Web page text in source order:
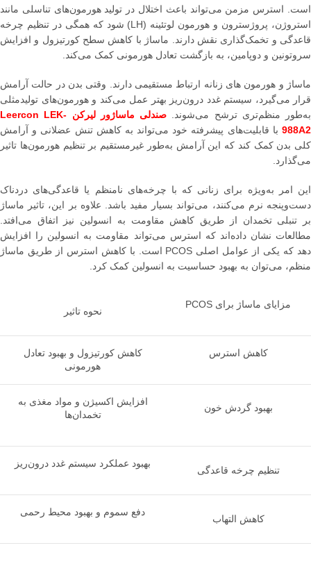
است. استرس مزمن می‌تواند باعث اختلال در تولید هورمون‌های تناسلی مانند
استروژن، پروژسترون و هورمون لوتئینه (LH) شود که همگی در تنظیم چرخه
قاعدگی و تخمک‌گذاری نقش دارند. ماساژ با کاهش سطح کورتیزول و افزایش
سروتونین و دوپامین، به بازگشت تعادل هورمونی کمک می‌کند.
ماساژ و هورمون های زنانه ارتباط مستقیمی دارند. وقتی بدن در حالت آرامش
قرار می‌گیرد، سیستم غدد درون‌ریز بهتر عمل می‌کند و هورمون‌های تولیدمثلی
به‌طور منظم‌تری ترشح می‌شوند.
صندلی ماساژور لیرکن Leercon LEK-
988A2 با قابلیت‌های پیشرفته خود می‌تواند به کاهش تنش عضلانی و آرامش
کلی بدن کمک کند که این آرامش به‌طور غیرمستقیم بر تنظیم هورمون‌ها تاثیر
می‌گذارد.
این امر به‌ویژه برای زنانی که با چرخه‌های نامنظم یا قاعدگی‌های دردناک
دست‌وپنجه نرم می‌کنند، می‌تواند بسیار مفید باشد. علاوه بر این، تاثیر ماساژ
بر تنبلی تخمدان از طریق کاهش مقاومت به انسولین نیز اتفاق می‌افتد.
مطالعات نشان داده‌اند که استرس می‌تواند مقاومت به انسولین را افزایش
دهد که یکی از عوامل اصلی PCOS است. با کاهش استرس از طریق ماساژ
منظم، می‌توان به بهبود حساسیت به انسولین کمک کرد.
مزایای ماساژ برای PCOS
نحوه تاثیر
کاهش استرس
کاهش کورتیزول و بهبود تعادل
هورمونی
بهبود گردش خون
افزایش اکسیژن و مواد مغذی به
تخمدان‌ها
تنظیم چرخه قاعدگی
بهبود عملکرد سیستم غدد درون‌ریز
کاهش التهاب
دفع سموم و بهبود محیط رحمی